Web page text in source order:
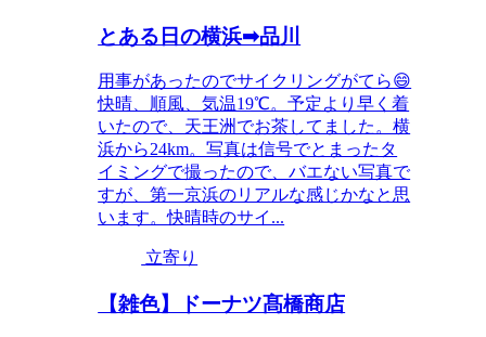
とある日の横浜➡品川
用事があったのでサイクリングがてら😄
快晴、順風、気温19℃。予定より早く着
いたので、天王洲でお茶してました。横
浜から24km。写真は信号でとまったタ
イミングで撮ったので、バエない写真で
すが、第一京浜のリアルな感じかなと思
います。快晴時のサイ...
立寄り
【雑色】ドーナツ髙橋商店